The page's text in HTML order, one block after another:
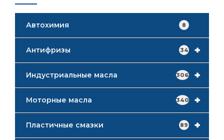
Автохимия 8
+
Антифризы 34
+
Индустриальные масла 306
+
Моторные масла 340
+
Пластичные смазки 89